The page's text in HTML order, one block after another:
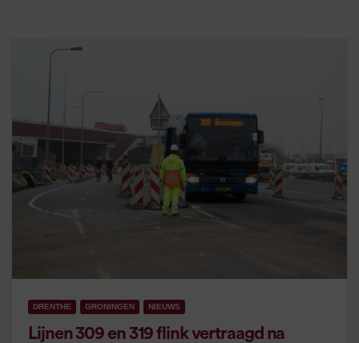
DRENTHE GRONINGEN NIEUWS
Lijnen 309 en 319 flink vertraagd na